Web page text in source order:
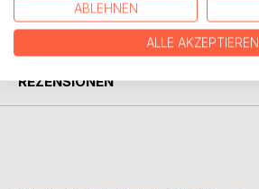
PRESSESTIMMEN
REZENSIONEN
ABLEHNEN
ALLE AKZEPTIEREN